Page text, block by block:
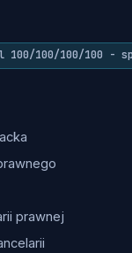
100/100/100 -
prawnej